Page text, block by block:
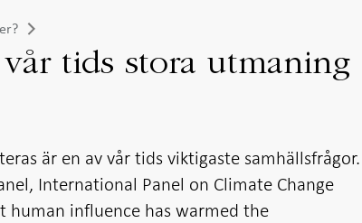
tids stora utmaning
är en av vår tids viktigaste samhällsfrågor.
International Panel on Climate Change
human influence has warmed the